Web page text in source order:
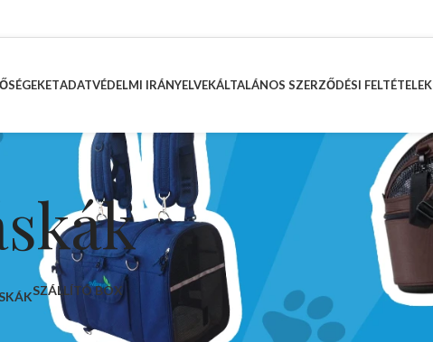
ADATVÉDELMI IRÁNYELVEKÁLTALÁNOS SZERZŐDÉSI FELTÉTELEK
SZÁLLÍTÓ BOX